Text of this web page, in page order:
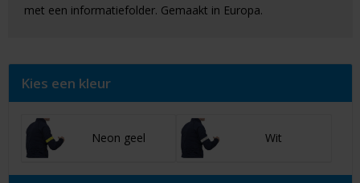
met een informatiefolder. Gemaakt in Europa.
Kies een kleur
Neon geel Wit